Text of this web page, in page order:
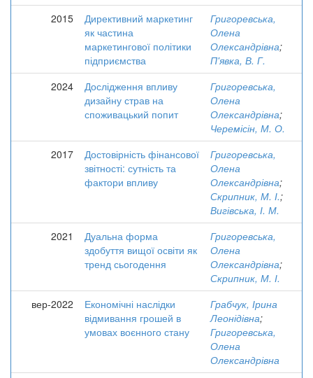
2015
Директивний маркетинг
як частина
маркетингової політики
підприємства
Григоревська,
Олена
Олександрівна;
П'явка, В. Г.
2024
Дослідження впливу
дизайну страв на
споживацький попит
Григоревська,
Олена
Олександрівна;
Черемісін, М. О.
2017
Достовірність фінансової
звітності: сутність та
фактори впливу
Григоревська,
Олена
Олександрівна;
Скрипник, М. І.;
Вигівська, І. М.
2021
Дуальна форма
здобуття вищої освіти як
тренд сьогодення
Григоревська,
Олена
Олександрівна;
Скрипник, М. І.
вер-2022
Економічні наслідки
відмивання грошей в
умовах воєнного стану
Грабчук, Ірина
Леонідівна;
Григоревська,
Олена
Олександрівна